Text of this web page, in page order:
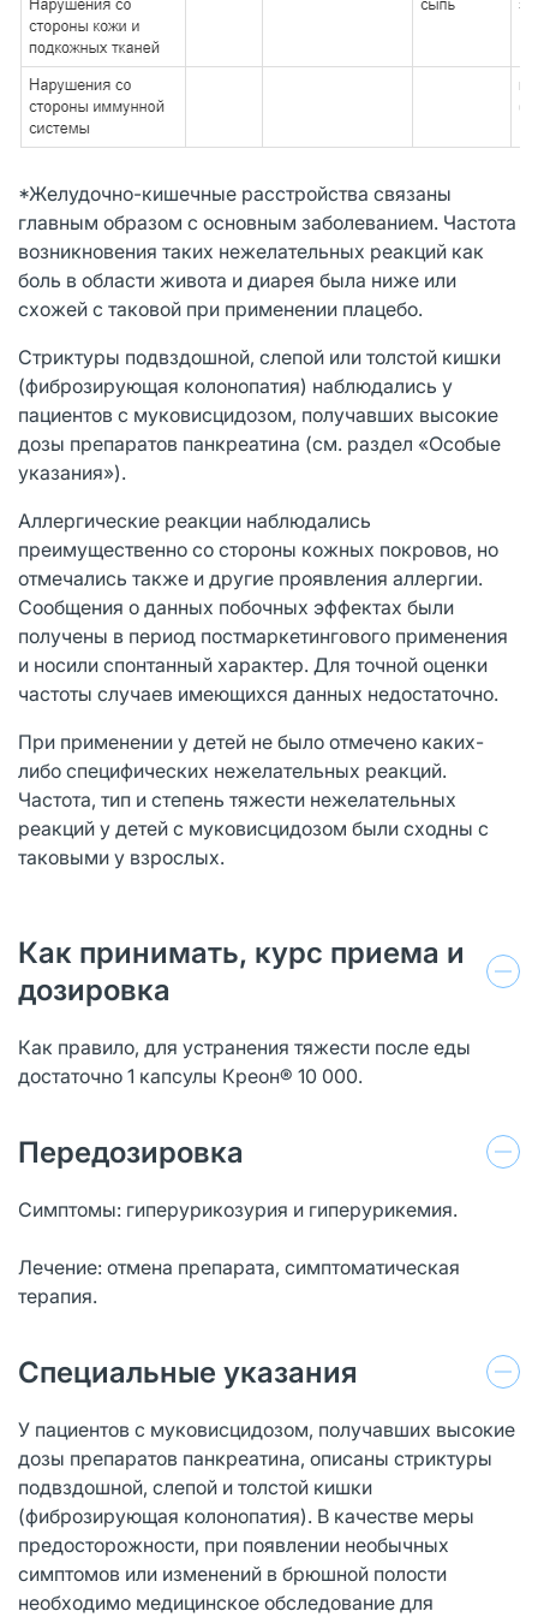
*Желудочно-кишечные расстройства связаны
главным образом с основным заболеванием. Частота
возникновения таких нежелательных реакций как
боль в области живота и диарея была ниже или
схожей с таковой при применении плацебо.
Стриктуры подвздошной, слепой или толстой кишки
(фиброзирующая колонопатия) наблюдались у
пациентов с муковисцидозом, получавших высокие
дозы препаратов панкреатина (см. раздел «Особые
указания»).
Аллергические реакции наблюдались
преимущественно со стороны кожных покровов, но
отмечались также и другие проявления аллергии.
Сообщения о данных побочных эффектах были
получены в период постмаркетингового применения
и носили спонтанный характер. Для точной оценки
частоты случаев имеющихся данных недостаточно.
При применении у детей не было отмечено каких-
либо специфических нежелательных реакций.
Частота, тип и степень тяжести нежелательных
реакций у детей с муковисцидозом были сходны с
таковыми у взрослых.
Как принимать, курс приема и
дозировка
Как правило, для устранения тяжести после еды
достаточно 1 капсулы Креон® 10 000.
Передозировка
Симптомы: гиперурикозурия и гиперурикемия.
Лечение: отмена препарата, симптоматическая
терапия.
Специальные указания
У пациентов с муковисцидозом, получавших высокие
дозы препаратов панкреатина, описаны стриктуры
подвздошной, слепой и толстой кишки
(фиброзирующая колонопатия). В качестве меры
предосторожности, при появлении необычных
симптомов или изменений в брюшной полости
необходимо медицинское обследование для